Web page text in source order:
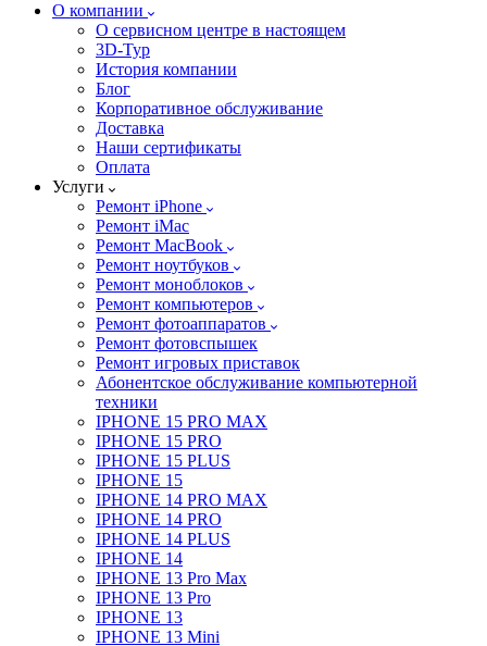
О компании
О сервисном центре в настоящем
3D-Тур
История компании
Блог
Корпоративное обслуживание
Доставка
Наши сертификаты
Оплата
Услуги
Ремонт iPhone
Ремонт iMac
Ремонт MacBook
Ремонт ноутбуков
Ремонт моноблоков
Ремонт компьютеров
Ремонт фотоаппаратов
Ремонт фотовспышек
Ремонт игровых приставок
Абонентское обслуживание компьютерной
техники
IPHONE 15 PRO MAX
IPHONE 15 PRO
IPHONE 15 PLUS
IPHONE 15
IPHONE 14 PRO MAX
IPHONE 14 PRO
IPHONE 14 PLUS
IPHONE 14
IPHONE 13 Pro Max
IPHONE 13 Pro
IPHONE 13
IPHONE 13 Mini